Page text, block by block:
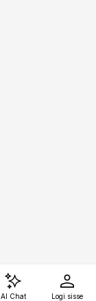
AI Chat Logi sisse